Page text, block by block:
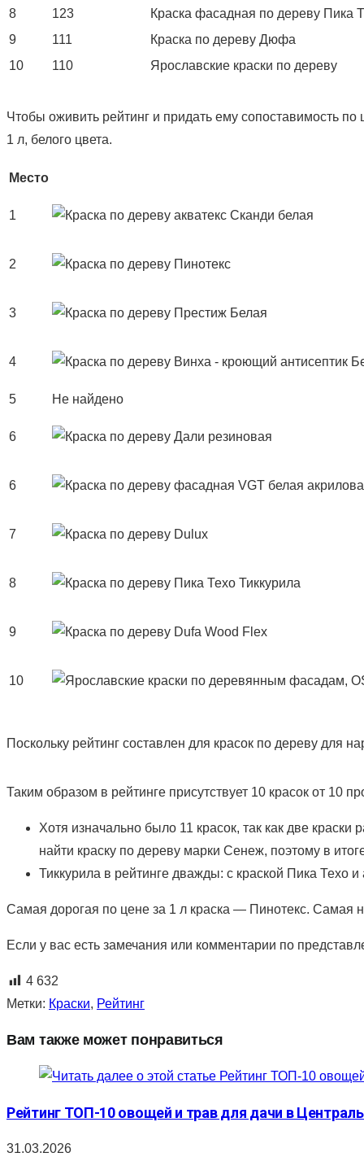
8
123
Краска фасадная по дереву Пика
9
111
Краска по дереву Дюфа
10
110 Ярославские краски по дереву
Чтобы оживить рейтинг и придать ему сопоставимость
1 л, белого цвета.
Место
1
2
3
4
5 Не найдено
6
6
7
8
9
10
Поскольку рейтинг составлен для красок по дереву
Таким образом в рейтинге присутствует 10 красок от 10
Хотя изначально было 11 красок, так как две
найти краску по дереву марки Сенеж, поэтому в
Тиккурила в рейтинге дважды: с краской Пика
Самая дорогая по цене за 1 л краска — Пинотекс. Самая
Если у вас есть замечания или комментарии по
4 632
Метки: Краски, Рейтинг
Вам также может понравиться
Рейтинг ТОП-10 овощей и трав для дачи в
31.03.2026